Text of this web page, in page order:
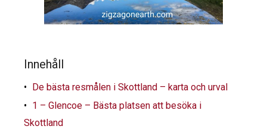
Innehåll
De bästa resmålen i Skottland – karta och urval
1 – Glencoe – Bästa platsen att besöka i
Skottland